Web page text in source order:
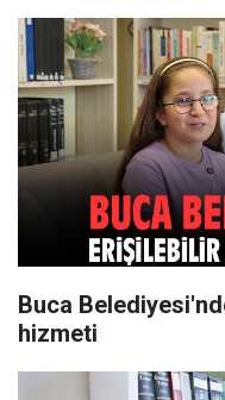
Buca
hizmeti